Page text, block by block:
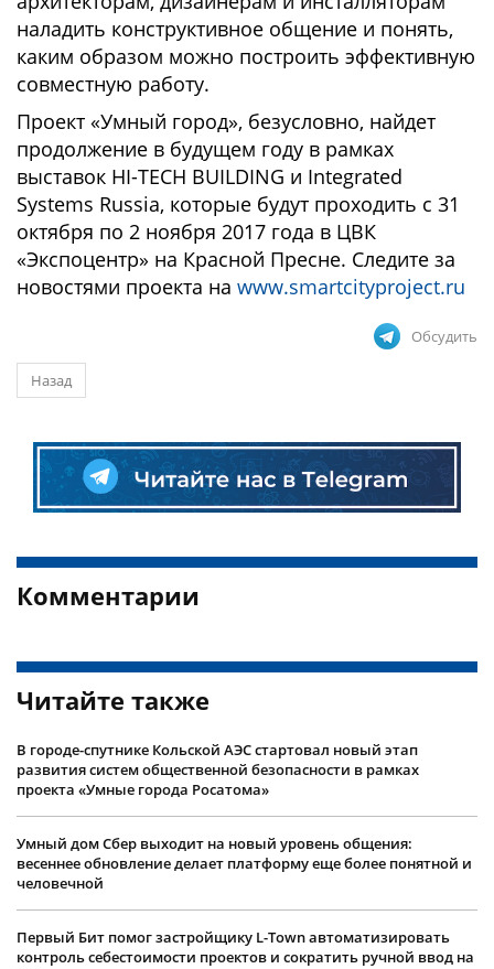
наладить конструктивное общение и понять,
каким образом можно построить эффективную
совместную работу.
Проект «Умный город», безусловно, найдет
продолжение в будущем году в рамках
выставок HI-TECH BUILDING и Integrated
Systems Russia, которые будут проходить с 31
октября по 2 ноября 2017 года в ЦВК
«Экспоцентр» на Красной Пресне. Следите за
новостями проекта на www.smartcityproject.ru
Обсудить
Назад
Комментарии
Читайте также
В городе-спутнике Кольской АЭС стартовал новый этап
развития систем общественной безопасности в рамках
проекта «Умные города Росатома»
Умный дом Сбер выходит на новый уровень общения:
весеннее обновление делает платформу еще более понятной и
человечной
Первый Бит помог застройщику L-Town автоматизировать
контроль себестоимости проектов и сократить ручной ввод на